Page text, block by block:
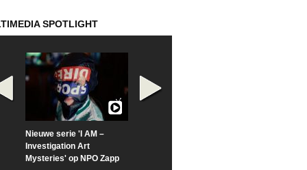
SPOTLIGHT
Nieuwe serie 'I AM –
Investigation Art
Mysteries' op NPO Zapp